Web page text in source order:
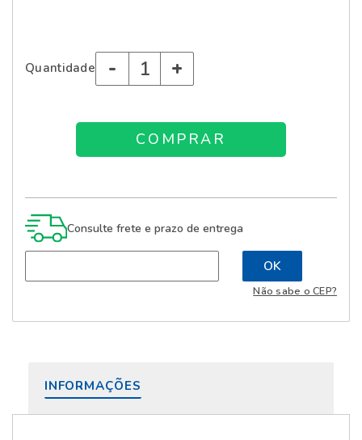
Quantidade - +
Consulte frete e prazo de entrega
Não sabe o CEP?
INFORMAÇÕES